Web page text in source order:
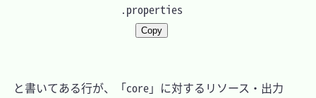
.properties
Copy
と書いてある行が、「core」に対するリソース・出力